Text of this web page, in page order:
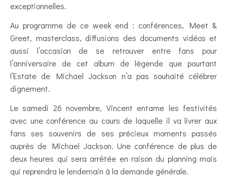
exceptionnelles.
Au programme de ce week end : conférences, Meet &
Greet, masterclass, diffusions des documents vidéos et
aussi l’occasion de se retrouver entre fans pour
l’anniversaire de cet album de légende que pourtant
l’Estate de Michael Jackson n’a pas souhaité célébrer
dignement.
Le samedi 26 novembre, Vincent entame les festivités
avec une conférence au cours de laquelle il va livrer aux
fans ses souvenirs de ses précieux moments passés
auprès de Michael Jackson. Une conférence de plus de
deux heures qui sera arrêtée en raison du planning mais
qui reprendra le lendemain à la demande générale.